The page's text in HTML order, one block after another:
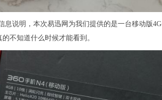
息说明，本次易迅网为我们提供的是一台移动版
不知道什么时候才能看到。